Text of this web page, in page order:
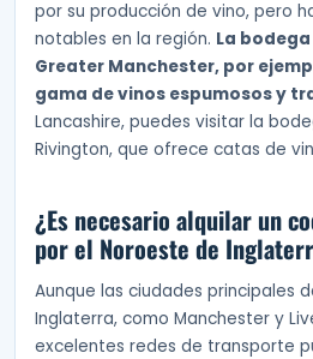
por su producción de vino, pero
notables en la región. La bodega
Greater Manchester, por
gama de vinos espumosos y
Lancashire, puedes visitar la
Rivington, que ofrece catas de
¿Es necesario alquilar un
por el Noroeste de
Aunque las ciudades principales
Inglaterra, como Manchester y
excelentes redes de transporte